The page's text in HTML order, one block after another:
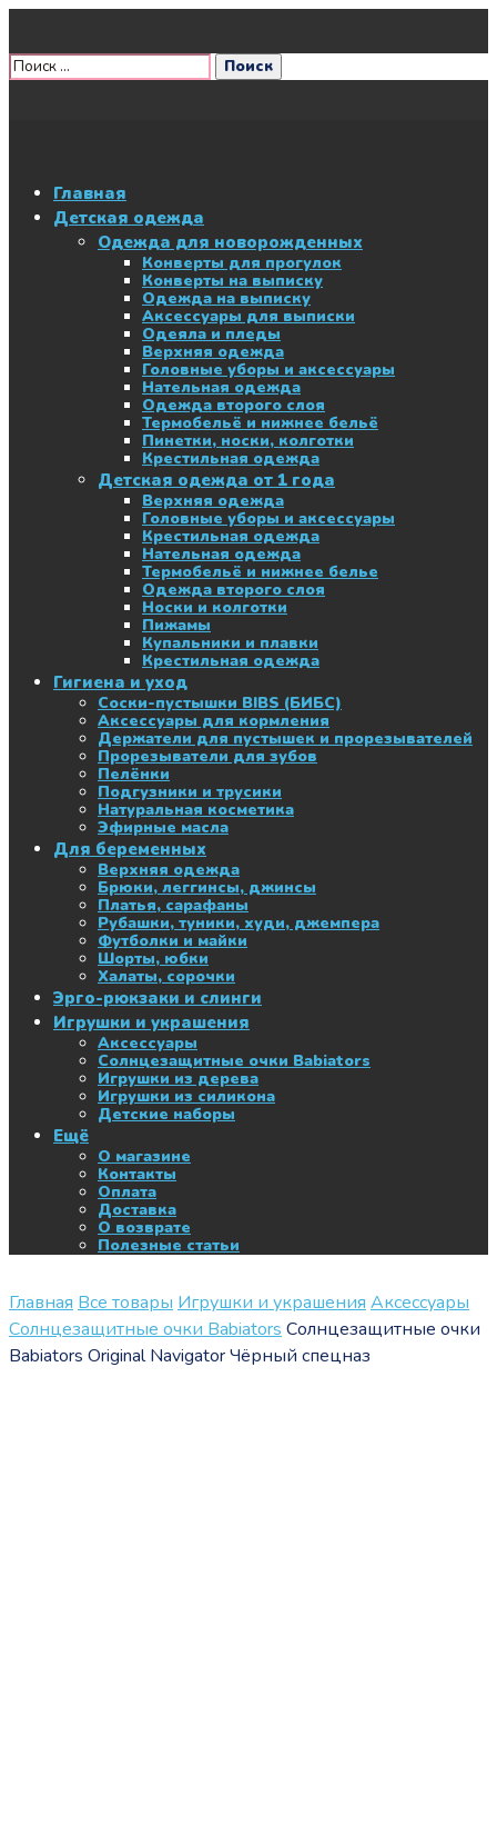
Главная
Детская одежда
Одежда для новорожденных
Конверты для прогулок
Конверты на выписку
Одежда на выписку
Аксессуары для выписки
Одеяла и пледы
Верхняя одежда
Головные уборы и аксессуары
Нательная одежда
Одежда второго слоя
Термобельё и нижнее бельё
Пинетки, носки, колготки
Крестильная одежда
Детская одежда от 1 года
Верхняя одежда
Головные уборы и аксессуары
Крестильная одежда
Нательная одежда
Термобельё и нижнее белье
Одежда второго слоя
Носки и колготки
Пижамы
Купальники и плавки
Крестильная одежда
Гигиена и уход
Соски-пустышки BIBS (БИБС)
Аксессуары для кормления
Держатели для пустышек и прорезывателей
Прорезыватели для зубов
Пелёнки
Подгузники и трусики
Натуральная косметика
Эфирные масла
Для беременных
Верхняя одежда
Брюки, леггинсы, джинсы
Платья, сарафаны
Рубашки, туники, худи, джемпера
Футболки и майки
Шорты, юбки
Халаты, сорочки
Эрго-рюкзаки и слинги
Игрушки и украшения
Аксессуары
Солнцезащитные очки Babiators
Игрушки из дерева
Игрушки из силикона
Детские наборы
Ещё
О магазине
Контакты
Оплата
Доставка
О возврате
Полезные статьи
Главная Все товары Игрушки и украшения Аксессуары
Солнцезащитные очки Babiators Солнцезащитные очки
Babiators Original Navigator Чёрный спецназ